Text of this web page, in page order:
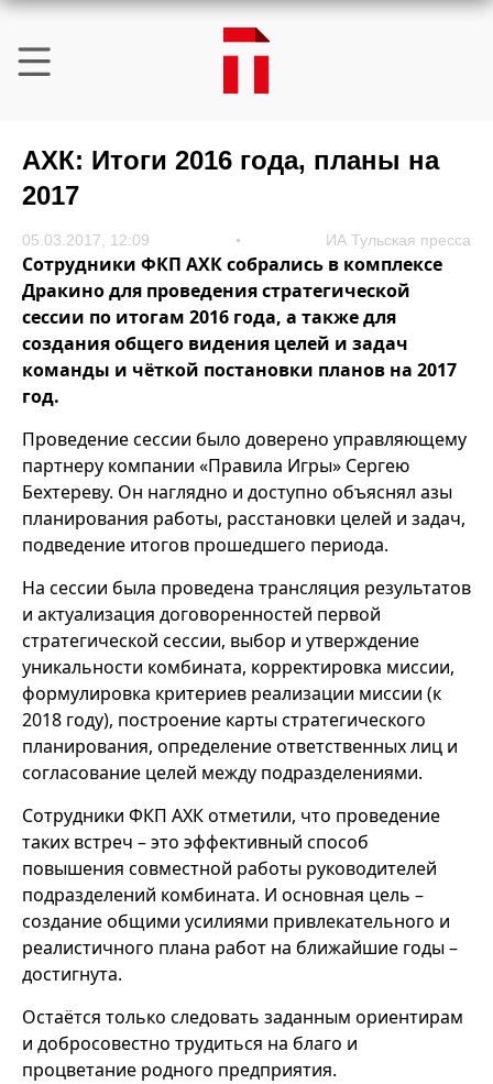
АХК: Итоги 2016 года, планы на
2017
05.03.2017, 12:09 ИА Тульская пресса
Сотрудники ФКП АХК собрались в комплексе
Дракино для проведения стратегической
сессии по итогам 2016 года, а также для
создания общего видения целей и задач
команды и чёткой постановки планов на 2017
год.
Проведение сессии было доверено управляющему
партнеру компании «Правила Игры» Сергею
Бехтереву. Он наглядно и доступно объяснял азы
планирования работы, расстановки целей и задач,
подведение итогов прошедшего периода.
На сессии была проведена трансляция результатов
и актуализация договоренностей первой
стратегической сессии, выбор и утверждение
уникальности комбината, корректировка миссии,
формулировка критериев реализации миссии (к
2018 году), построение карты стратегического
планирования, определение ответственных лиц и
согласование целей между подразделениями.
Сотрудники ФКП АХК отметили, что проведение
таких встреч – это эффективный способ
повышения совместной работы руководителей
подразделений комбината. И основная цель –
создание общими усилиями привлекательного и
реалистичного плана работ на ближайшие годы –
достигнута.
Остаётся только следовать заданным ориентирам
и добросовестно трудиться на благо и
процветание родного предприятия.